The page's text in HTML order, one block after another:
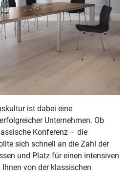
ist dabei eine
Unternehmen. Ob
Konferenz – die
sich schnell an die Zahl der
und Platz für einen intensiven
von der klassischen